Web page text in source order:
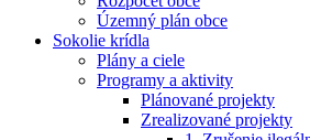
Územný plán obce
Sokolie krídla
Plány a ciele
Programy a aktivity
Plánované projekty
Zrealizované projekty